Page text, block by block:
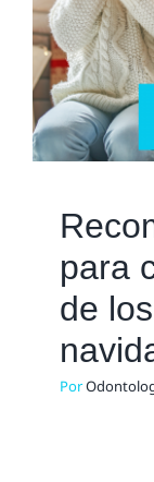
para
de
Por